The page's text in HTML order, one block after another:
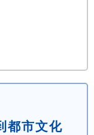
都市文化